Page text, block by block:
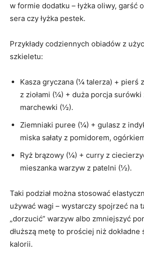
w formie dodatku – łyżka oliwy, garść
sera czy łyżka pestek.
Przykłady codziennych obiadów z
szkieletu:
Kasza gryczana (¼ talerza) + pierś
z ziołami (¼) + duża porcja surówki
marchewki (½).
Ziemniaki puree (¼) + gulasz z
miska sałaty z pomidorem,
Ryż brązowy (¼) + curry z
mieszanka warzyw z patelni (½).
Taki podział można stosować
używać wagi – wystarczy spojrzeć na
„dorzucić” warzyw albo zmniejszyć
dłuższą metę to prościej niż
kalorii.